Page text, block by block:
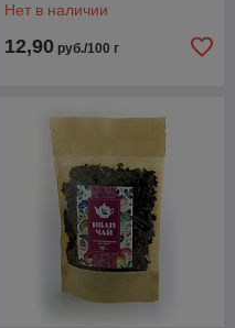
Нет в наличии
12,90 руб./100 г